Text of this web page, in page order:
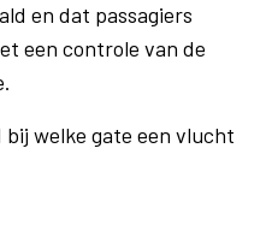
en dat passagiers
een controle van de
welke gate een vlucht